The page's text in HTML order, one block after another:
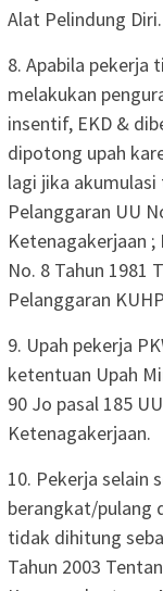
Alat Pelindung Diri.
8. Apabila pekerja
melakukan
insentif, EKD &
dipotong upah
lagi jika
Pelanggaran UU
Ketenagakerjaan
No. 8 Tahun 1981
Pelanggaran
9. Upah pekerja
ketentuan Upah
90 Jo pasal 185
Ketenagakerjaan.
10. Pekerja selain
berangkat/pulang
tidak dihitung
Tahun 2003